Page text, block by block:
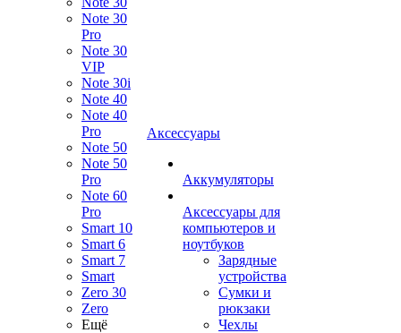
Note 30
Pro
Note 30
VIP
Note 30i
Note 40
Note 40
Pro
Note 50
Note 50
Pro
Note 60
Pro
Smart 10
Smart 6
Smart 7
Smart
Zero 30
Zero
Ещё
Аксессуары
Аккумуляторы
Аксессуары для
компьютеров и
ноутбуков
Зарядные
устройства
Сумки и
рюкзаки
Чехлы